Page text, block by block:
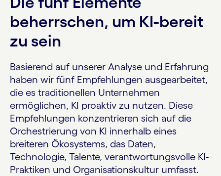
beherrschen, um KI-bereit
zu sein
Basierend auf unserer Analyse und Erfahrung
haben wir fünf Empfehlungen ausgearbeitet,
die es traditionellen Unternehmen
ermöglichen, KI proaktiv zu nutzen. Diese
Empfehlungen konzentrieren sich auf die
Orchestrierung von KI innerhalb eines
breiteren Ökosystems, das Daten,
Technologie, Talente, verantwortungsvolle KI-
Praktiken und Organisationskultur umfasst.